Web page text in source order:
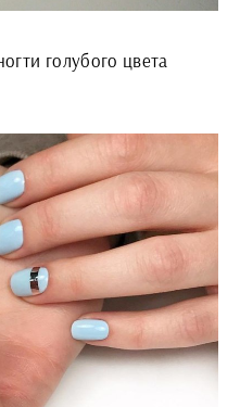
голубого цвета